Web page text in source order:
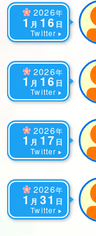
2026年
1 月 16 日
Twitter
2026年
1 月 16 日
Twitter
2026年
1 月 17 日
Twitter
2026年
1月 31 日
Twitter